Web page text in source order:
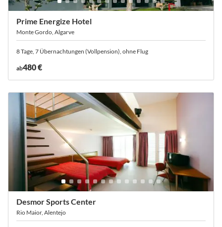
Prime Energize Hotel
Monte Gordo, Algarve
8 Tage, 7 Übernachtungen (Vollpension), ohne Flug
ab480 €
Desmor Sports Center
Rio Maior, Alentejo